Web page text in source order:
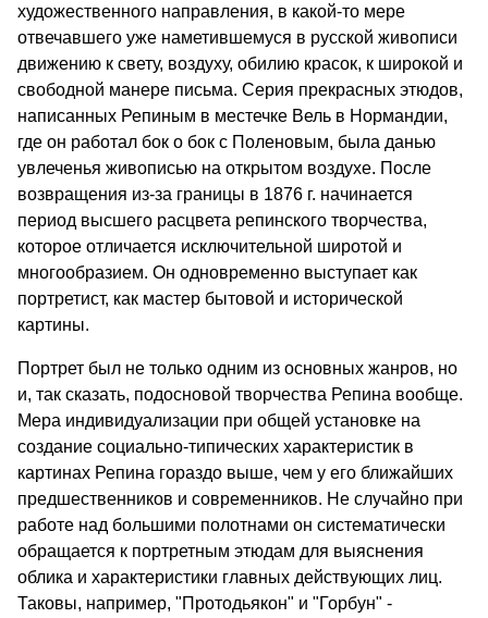
художественного направления, в какой-то мере
отвечавшего уже наметившемуся в русской живописи
движению к свету, воздуху, обилию красок, к широкой и
свободной манере письма. Серия прекрасных этюдов,
написанных Репиным в местечке Вель в Нормандии,
где он работал бок о бок с Поленовым, была данью
увлеченья живописью на открытом воздухе. После
возвращения из-за границы в 1876 г. начинается
период высшего расцвета репинского творчества,
которое отличается исключительной широтой и
многообразием. Он одновременно выступает как
портретист, как мастер бытовой и исторической
картины.
Портрет был не только одним из основных жанров, но
и, так сказать, подосновой творчества Репина вообще.
Мера индивидуализации при общей установке на
создание социально-типических характеристик в
картинах Репина гораздо выше, чем у его ближайших
предшественников и современников. Не случайно при
работе над большими полотнами он систематически
обращается к портретным этюдам для выяснения
облика и характеристики главных действующих лиц.
Таковы, например, "Протодьякон" и "Горбун" -